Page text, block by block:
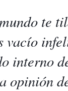
te
vacío
interno
opinión